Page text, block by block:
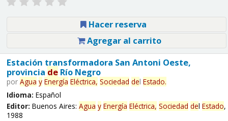
Hacer reserva
Agregar al carrito
Estación transformadora San Antoni Oeste,
provincia deRío Negro
por Agua y Energía Eléctrica, Sociedad del Estado.
Idioma: Español
Editor: Buenos Aires: Agua y Energía Eléctrica, Sociedad del Estado,
1988